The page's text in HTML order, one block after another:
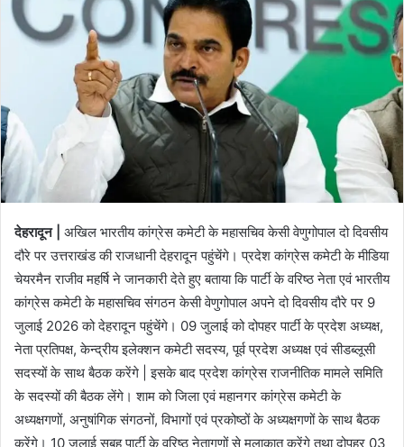
a
n
e
m
a
देहरादून |
अखिल भारतीय कांग्रेस कमेटी के महासचिव केसी वेणुगोपाल दो दिवसीय
दौरे पर उत्तराखंड की राजधानी देहरादून पहुंचेंगे। प्रदेश कांग्रेस कमेटी के मीडिया
चेयरमैन राजीव महर्षि ने जानकारी देते हुए बताया कि पार्टी के वरिष्ठ नेता एवं भारतीय
कांग्रेस कमेटी के महासचिव संगठन केसी वेणुगोपाल अपने दो दिवसीय दौरे पर 9
जुलाई 2026 को देहरादून पहुंचेंगे। 09 जुलाई को दोपहर पार्टी के प्रदेश अध्यक्ष,
नेता प्रतिपक्ष, केन्द्रीय इलेक्शन कमेटी सदस्य, पूर्व प्रदेश अध्यक्ष एवं सीडब्लूसी
सदस्यों के साथ बैठक करेंगे | इसके बाद प्रदेश कांग्रेस राजनीतिक मामले समिति
के सदस्यों की बैठक लेंगे। शाम को जिला एवं महानगर कांग्रेस कमेटी के
अध्यक्षगणों, अनुषांगिक संगठनों, विभागों एवं प्रकोष्ठों के अध्यक्षगणों के साथ बैठक
करेंगे। 10 जुलाई सुबह पार्टी के वरिष्ठ नेतागणों से मुलाकात करेंगे तथा दोपहर 03